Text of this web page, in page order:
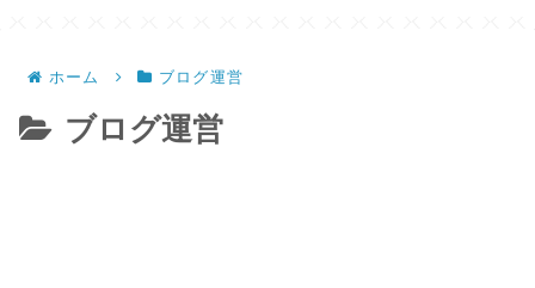
ホーム ブログ運営
ブログ運営